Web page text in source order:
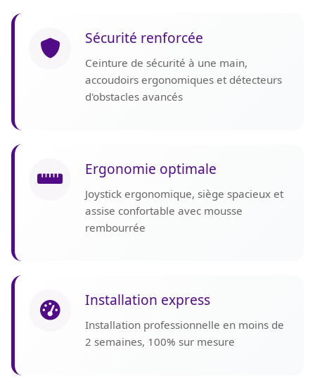
Sécurité renforcée
Ceinture de sécurité à une main,
accoudoirs ergonomiques et détecteurs
d'obstacles avancés
Ergonomie optimale
Joystick ergonomique, siège spacieux et
assise confortable avec mousse
rembourrée
Installation express
Installation professionnelle en moins de
2 semaines, 100% sur mesure